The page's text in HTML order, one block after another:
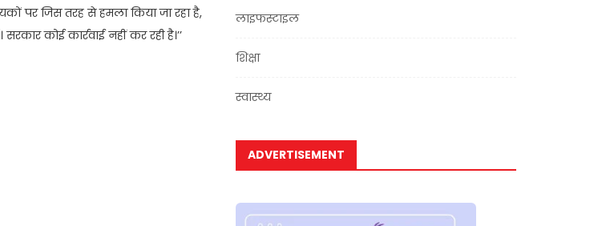
पर जिस तरह से हमला किया जा रहा है,
कोई कार्रवाई नहीं कर रही है।’’
लाइफस्टाइल
शिक्षा
स्वास्थ्य
ADVERTISEMENT